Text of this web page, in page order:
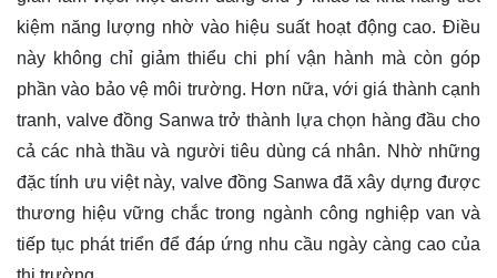
kiệm năng lượng nhờ vào hiệu suất hoạt động cao. Điều
này không chỉ giảm thiểu chi phí vận hành mà còn góp
phần vào bảo vệ môi trường. Hơn nữa, với giá thành cạnh
tranh, valve đồng Sanwa trở thành lựa chọn hàng đầu cho
cả các nhà thầu và người tiêu dùng cá nhân. Nhờ những
đặc tính ưu việt này, valve đồng Sanwa đã xây dựng được
thương hiệu vững chắc trong ngành công nghiệp van và
tiếp tục phát triển để đáp ứng nhu cầu ngày càng cao của